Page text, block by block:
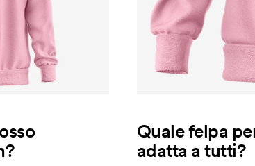
Quale felpa
adatta a tutti?